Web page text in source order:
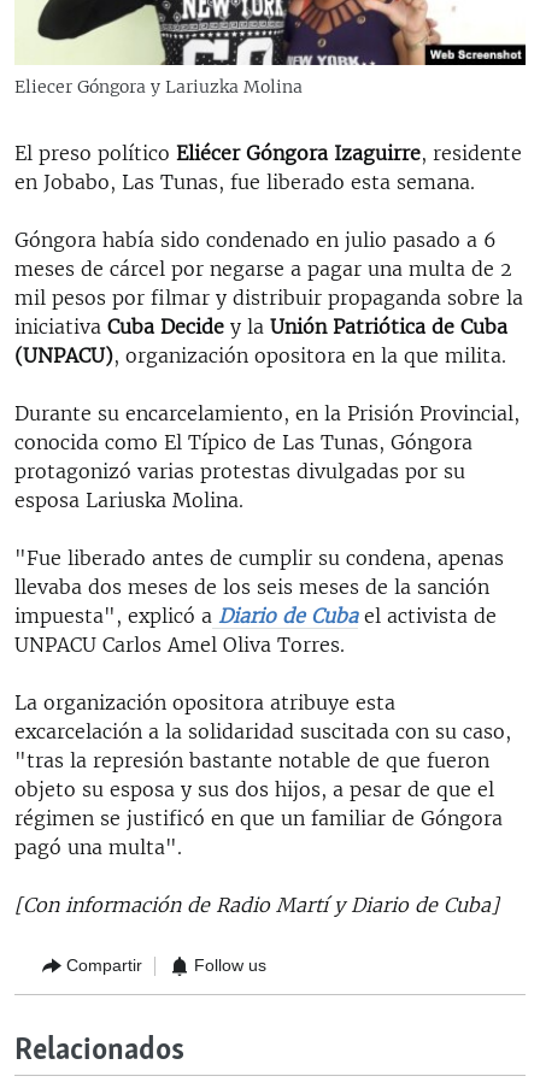
RADIO MARTÍ
ESPECIALES
LA REALIDAD DE LA VIVIENDA EN CUBA
SER VIEJO EN CUBA
KENTU-CUBANO
LOS SANTOS DE HIALEAH
DESINFORMACIÓN RUSA EN AMÉRICA LATINA
LA INVASIÓN DE RUSIA A UCRANIA
EDITORIALES
Eliecer Góngora y Lariuzka Molina
El preso político Eliécer Góngora Izaguirre, residente
en Jobabo, Las Tunas, fue liberado esta semana.
Góngora había sido condenado en julio pasado a 6
meses de cárcel por negarse a pagar una multa de 2
mil pesos por filmar y distribuir propaganda sobre la
iniciativa Cuba Decide y la Unión Patriótica de Cuba
(UNPACU), organización opositora en la que milita.
Durante su encarcelamiento, en la Prisión Provincial,
conocida como El Típico de Las Tunas, Góngora
protagonizó varias protestas divulgadas por su
esposa Lariuska Molina.
"Fue liberado antes de cumplir su condena, apenas
llevaba dos meses de los seis meses de la sanción
impuesta", explicó a Diario de Cubael activista de
UNPACU Carlos Amel Oliva Torres.
La organización opositora atribuye esta
excarcelación a la solidaridad suscitada con su caso,
"tras la represión bastante notable de que fueron
objeto su esposa y sus dos hijos, a pesar de que el
régimen se justificó en que un familiar de Góngora
pagó una multa".
[Con información de Radio Martí y Diario de Cuba]
Compartir Follow us
Relacionados